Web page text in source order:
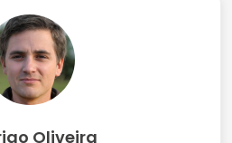
gledanje filmova online